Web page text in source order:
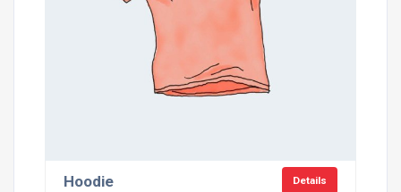
Hoodie Details